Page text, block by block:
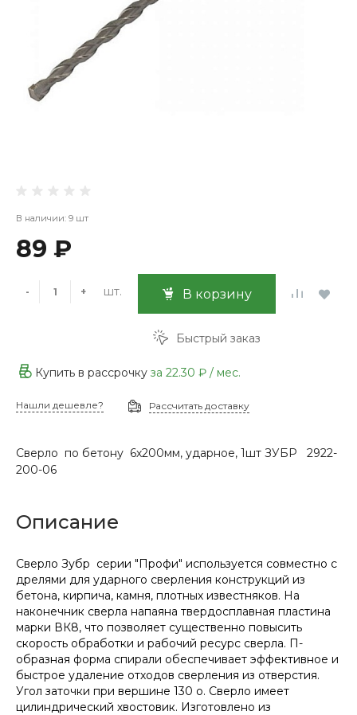
В наличии: 9 шт
89 ₽
- + шт. В корзину
Быстрый заказ
Купить в рассрочку за 22.30 ₽ / мес.
Нашли дешевле? Рассчитать доставку
Сверло по бетону 6х200мм, ударное, 1шт ЗУБР 2922-
200-06
Описание
Сверло Зубр серии "Профи" используется совместно с
дрелями для ударного сверления конструкций из
бетона, кирпича, камня, плотных известняков. На
наконечник сверла напаяна твердосплавная пластина
марки ВК8, что позволяет существенно повысить
скорость обработки и рабочий ресурс сверла. П-
образная форма спирали обеспечивает эффективное и
быстрое удаление отходов сверления из отверстия.
Угол заточки при вершине 130 о. Сверло имеет
цилиндрический хвостовик. Изготовлено из